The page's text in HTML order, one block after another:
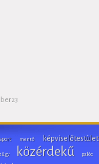
23
sport mentő képviselőtestület
közérdekű palóc